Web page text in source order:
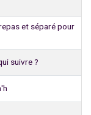
et séparé pour
suivre ?